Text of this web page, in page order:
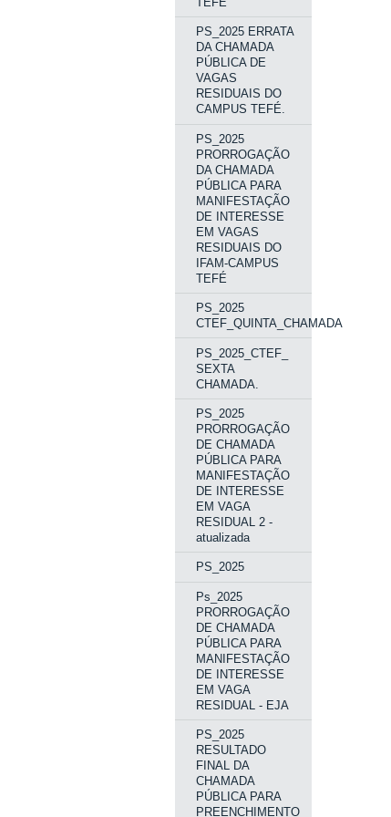
PS_2025 ERRATA
DA CHAMADA
PÚBLICA DE
VAGAS
RESIDUAIS DO
CAMPUS TEFÉ.
PS_2025
PRORROGAÇÃO
DA CHAMADA
PÚBLICA PARA
MANIFESTAÇÃO
DE INTERESSE
EM VAGAS
RESIDUAIS DO
IFAM-CAMPUS
TEFÉ
PS_2025
CTEF_QUINTA_CHAMADA
PS_2025_CTEF_
SEXTA
CHAMADA.
PS_2025
PRORROGAÇÃO
DE CHAMADA
PÚBLICA PARA
MANIFESTAÇÃO
DE INTERESSE
EM VAGA
RESIDUAL 2 -
atualizada
PS_2025
Ps_2025
PRORROGAÇÃO
DE CHAMADA
PÚBLICA PARA
MANIFESTAÇÃO
DE INTERESSE
EM VAGA
RESIDUAL - EJA
PS_2025
RESULTADO
FINAL DA
CHAMADA
PÚBLICA PARA
PREENCHIMENTO